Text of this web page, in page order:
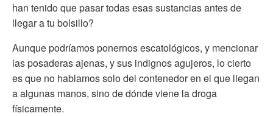
han tenido que pasar todas esas sustancias antes de
llegar a tu bolsillo?
Aunque podríamos ponernos escatológicos, y mencionar
las posaderas ajenas, y sus indignos agujeros, lo cierto
es que no hablamos solo del contenedor en el que llegan
a algunas manos, sino de dónde viene la droga
físicamente.